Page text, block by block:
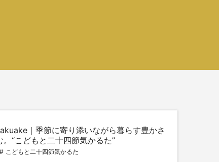
｜季節に寄り添いながら暮らす豊かさ
。“こどもと二十四節気かるた”
こどもと二十四節気かるた